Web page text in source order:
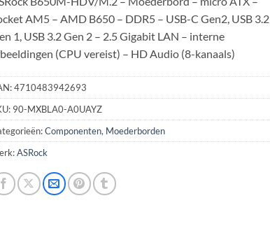
AM5 – AMD B650 – DDR5 – USB-C Gen2, USB 3.2
1, USB 3.2 Gen 2 – 2.5 Gigabit LAN – interne
(CPU vereist) – HD Audio (8-kanaals)
4710483942693
90-MXBLA0-A0UAYZ
Componenten, Moederborden
ASRock